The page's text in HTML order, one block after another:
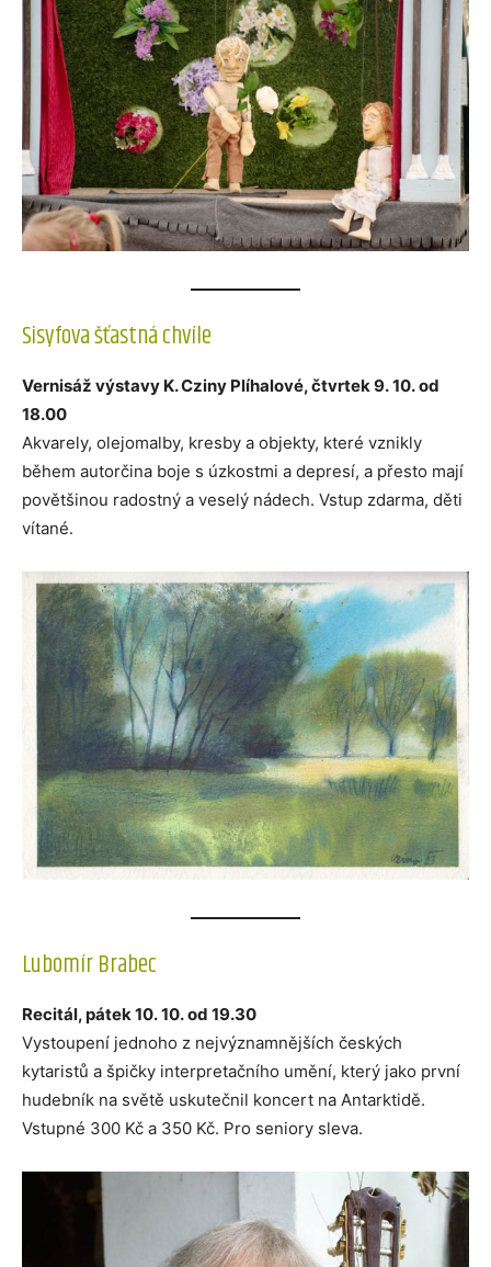
Sisyfova šťastná chvíle
Vernisáž výstavy K. Cziny Plíhalové, čtvrtek 9. 10. od
18.00
Akvarely, olejomalby, kresby a objekty, které vznikly
během autorčina boje s úzkostmi a depresí, a přesto mají
povětšinou radostný a veselý nádech. Vstup zdarma, děti
vítané.
Lubomír Brabec
Recitál, pátek 10. 10. od 19.30
Vystoupení jednoho z nejvýznamnějších českých
kytaristů a špičky interpretačního umění, který jako první
hudebník na světě uskutečnil koncert na Antarktidě.
Vstupné 300 Kč a 350 Kč. Pro seniory sleva.